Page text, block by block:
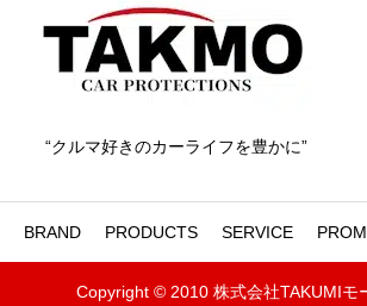
“クルマ好きのカーライフを豊かに”
BRAND PRODUCTS SERVICE
Copyright © 2010 株式会社TAKUMIモ